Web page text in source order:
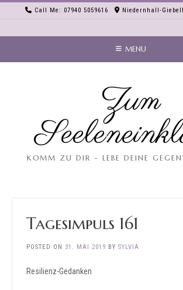
Call Me: 07940 5059616 Niedernhall-
MENU
Zum
KOMM ZU DIR – LEBE DEINE
Tagesimpuls 161
POSTED ON 31. MAI 2019 BY SYLVIA
Resilienz-Gedanken